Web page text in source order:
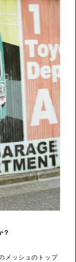
？
メッシュのトップ